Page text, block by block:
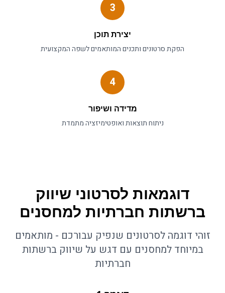
3
יצירת תוכן
הפקת סרטונים ותכנים המותאמים לשפה המקצועית
4
מדידה ושיפור
ניתוח תוצאות ואופטימיזציה מתמדת
דוגמאות לסרטוני שיווק
ברשתות חברתיות למחסנים
זוהי דוגמה לסרטונים שנפיק עבורכם - מותאמים
במיוחד למחסנים עם דגש על שיווק ברשתות
חברתיות